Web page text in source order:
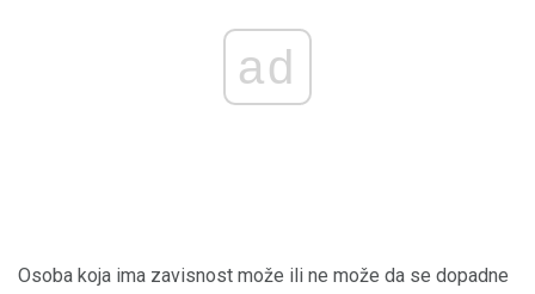
ad
Osoba koja ima zavisnost može ili ne može da se dopadne